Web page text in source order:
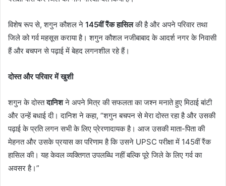
विशेष रूप से, शगुन कौशल ने 145वीं रैंक हासिलकी है और अपने परिवार तथा
जिले को गर्व महसूस कराया है। शगुन कौशल नजीबाबाद के आदर्श नगर के निवासी
हैं और बचपन से पढ़ाई में बेहद लगनशील रहे हैं।
दोस्त और परिवार में खुशी
शगुन के दोस्तदानिशने अपने मित्र की सफलता का जश्न मनाते हुए मिठाई बांटी
और उन्हें बधाई दी। दानिश ने कहा, “शगुन बचपन से मेरा दोस्त रहा है और उसकी
पढ़ाई के प्रति लगन सभी के लिए प्रेरणादायक है। आज उसकी माता-पिता की
मेहनत और उसके प्रयास का परिणाम है कि उसने UPSC परीक्षा में 145वीं रैंक
हासिल की। यह केवल व्यक्तिगत उपलब्धि नहीं बल्कि पूरे जिले के लिए गर्व का
अवसर है।”